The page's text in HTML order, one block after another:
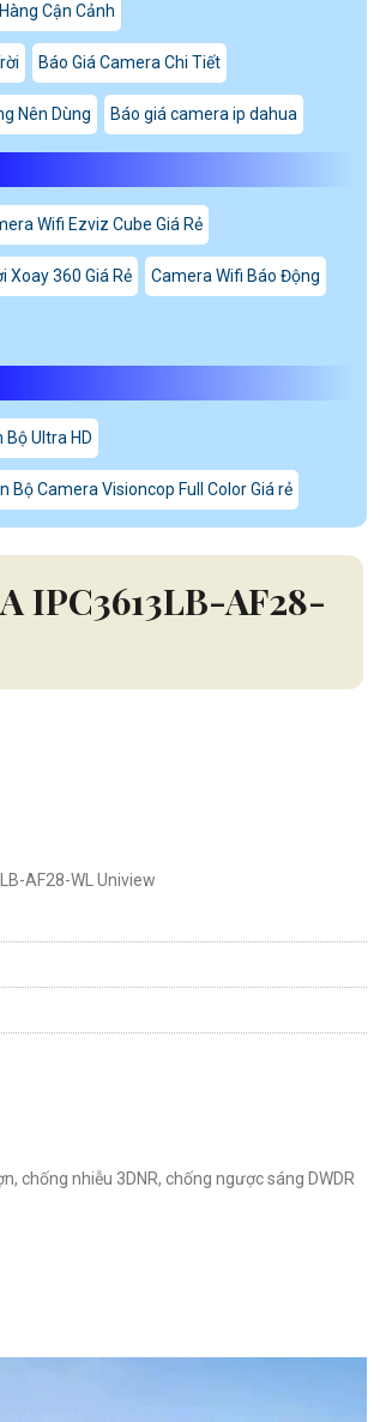
Cận Cảnh
Báo Giá Camera Chi Tiết
Nên Dùng Báo giá camera ip dahua
Wifi Ezviz Cube Giá Rẻ
Xoay 360 Giá Rẻ Camera Wifi Báo Động
Bộ Ultra HD
Bộ Camera Visioncop Full Color Giá rẻ
IPC3613LB-AF28-
AF28-WL Uniview
chống nhiễu 3DNR, chống ngược sáng DWDR